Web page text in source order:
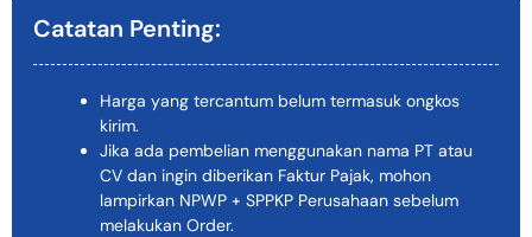
Catatan Penting:
Harga yang tercantum belum termasuk ongkos
kirim.
Jika ada pembelian menggunakan nama PT atau
CV dan ingin diberikan Faktur Pajak, mohon
lampirkan NPWP + SPPKP Perusahaan sebelum
melakukan Order.